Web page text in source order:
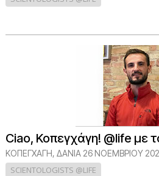
Ciao, Κοπεγχάγη! @life με
ΚΟΠΕΓΧΆΓΗ, ΔΑΝΊΑ 26 ΝΟΕΜΒΡΙΟΥ
SCIENTOLOGISTS @LIFE